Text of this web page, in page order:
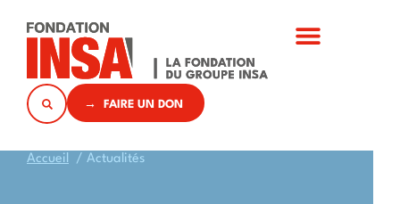
→ FAIRE UN DON
Accueil / Actualités